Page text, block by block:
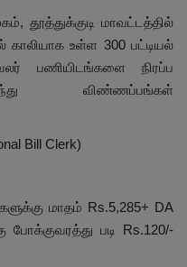
தூத்துக்குடி மாவட்டத்தில்
காலியாக உள்ள 300 பட்டியல்
பணியிடங்களை நிரப்ப
விண்ணப்பங்கள்
Bill Clerk)
மாதம் Rs.5,285+ DA
படி Rs.120/-